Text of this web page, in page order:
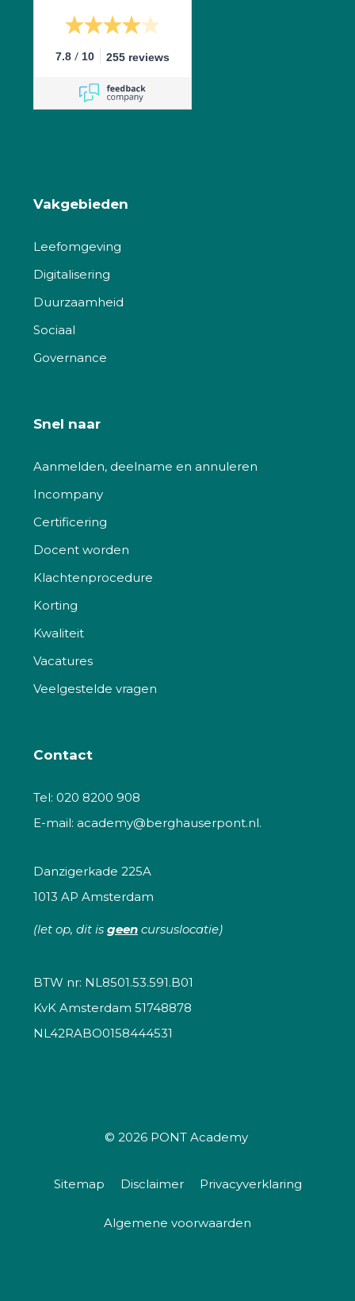
7.8 / 10 255 reviews
Vakgebieden
Leefomgeving
Digitalisering
Duurzaamheid
Sociaal
Governance
Snel naar
Aanmelden, deelname en annuleren
Incompany
Certificering
Docent worden
Klachtenprocedure
Korting
Kwaliteit
Vacatures
Veelgestelde vragen
Contact
Tel: 020 8200 908
E-mail: academy@berghauserpont.nl.
Danzigerkade 225A
1013 AP Amsterdam
(let op, dit is geen cursuslocatie)
BTW nr: NL8501.53.591.B01
KvK Amsterdam 51748878
NL42RABO0158444531
© 2026 PONT Academy
Sitemap Disclaimer Privacyverklaring
Algemene voorwaarden